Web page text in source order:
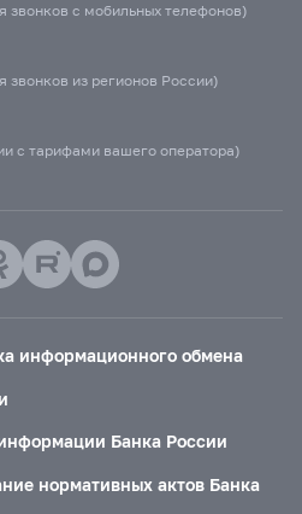
звонков с мобильных телефонов)
звонков из регионов России)
с тарифами вашего оператора)
информационного обмена
Банка России
нормативных актов Банка